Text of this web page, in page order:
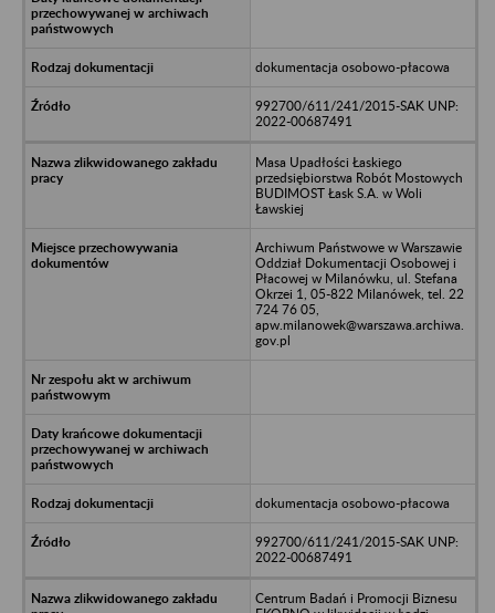
dokumentacja osobowo-płacowa
992700/611/241/2015-SAK UNP:
2022-00687491
Masa Upadłości Łaskiego
przedsiębiorstwa Robót Mostowych
BUDIMOST Łask S.A. w Woli
Ławskiej
Archiwum Państwowe w Warszawie
Oddział Dokumentacji Osobowej i
Płacowej w Milanówku, ul. Stefana
Okrzei 1, 05-822 Milanówek, tel. 22
724 76 05,
apw.milanowek@warszawa.archiwa.
gov.pl
dokumentacja osobowo-płacowa
992700/611/241/2015-SAK UNP:
2022-00687491
Centrum Badań i Promocji Biznesu